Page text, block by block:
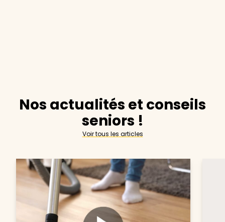
Nos actualités et conseils
seniors !
Voir tous les articles